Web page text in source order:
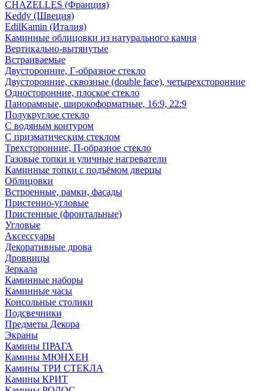
CHAZELLES (Франция)
Keddy (Швеция)
EdilKamin (Италия)
Каминные облицовки из натурального камня
Вертикально-вытянутые
Встраиваемые
Двусторонние, Г-образное стекло
Двусторонние, сквозные (double face), четырехсторонние
Односторонние, плоское стекло
Панорамные, широкоформатные, 16:9, 22:9
Полукруглое стекло
С водяным контуром
С призматическим стеклом
Трехсторонние, П-образное стекло
Газовые топки и уличные нагреватели
Каминные топки с подъёмом дверцы
Облицовки
Встроенные, рамки, фасады
Пристенно-угловые
Пристенные (фронтальные)
Угловые
Аксессуары
Декоративные дрова
Дровницы
Зеркала
Каминные наборы
Каминные часы
Консольные столики
Подсвечники
Предметы Декора
Экраны
Камины ПРАГА
Камины МЮНХЕН
Камины ТРИ СТЕКЛА
Камины КРИТ